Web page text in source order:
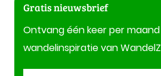
Gratis nieuwsbrief
Ontvang één keer per maand
wandelinspiratie van